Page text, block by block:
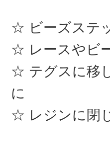
ビーズステ
レースやビ
テグスに移
に
レジンに閉